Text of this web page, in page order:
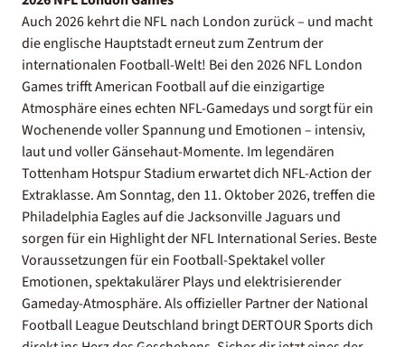
Auch 2026 kehrt die NFL nach London zurück – und macht
die englische Hauptstadt erneut zum Zentrum der
internationalen Football-Welt! Bei den 2026 NFL London
Games trifft American Football auf die einzigartige
Atmosphäre eines echten NFL-Gamedays und sorgt für ein
Wochenende voller Spannung und Emotionen – intensiv,
laut und voller Gänsehaut-Momente. Im legendären
Tottenham Hotspur Stadium erwartet dich NFL-Action der
Extraklasse. Am Sonntag, den 11. Oktober 2026, treffen die
Philadelphia Eagles auf die Jacksonville Jaguars und
sorgen für ein Highlight der NFL International Series. Beste
Voraussetzungen für ein Football-Spektakel voller
Emotionen, spektakulärer Plays und elektrisierender
Gameday-Atmosphäre. Als offizieller Partner der National
Football League Deutschland bringt DERTOUR Sports dich